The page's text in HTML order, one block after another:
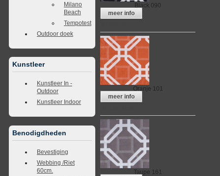
Milano
Beach
Tempotest
Outdoor doek
Kunstleer
Kunstleer In -
Outdoor
Kunstleer Indoor
Benodigdheden
Bevestiging
Webbing /Riet
60cm.
Black 090
meer info
Oranje 101
meer info
Taupe 161